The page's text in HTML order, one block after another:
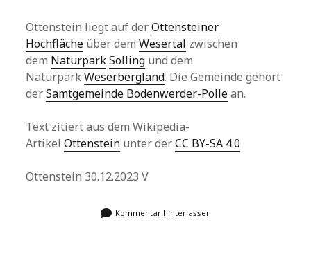
Ottenstein liegt auf derOttensteiner
Hochfläche über demWesertal zwischen
dem NaturparkSolling und dem
NaturparkWeserbergland. Die Gemeinde gehört
derSamtgemeinde Bodenwerder-Pollean.
Text zitiert aus dem Wikipedia-
Artikel Ottenstein unter derCC BY-SA 4.0
Ottenstein 30.12.2023 V
Kommentar hinterlassen